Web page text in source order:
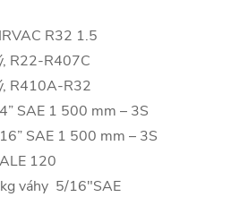
R32 1.5
R22-R407C
R410A-R32
SAE 1 500 mm – 3S
SAE 1 500 mm – 3S
120
váhy 5/16"SAE